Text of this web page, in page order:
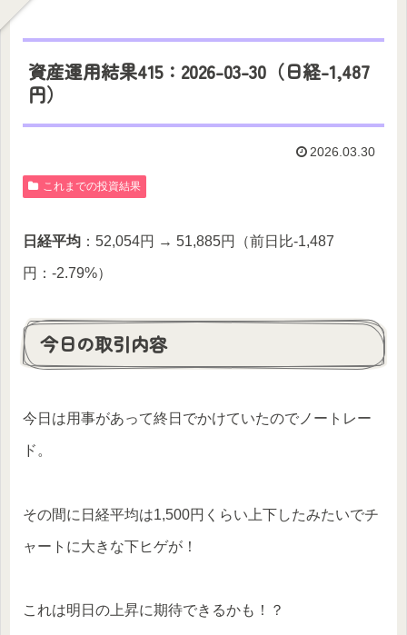
資産運用結果415：2026-03-30（日経-1,487
円）
2026.03.30
これまでの投資結果
日経平均 ：52,054円 → 51,885円（前日比-1,487
円：-2.79%）
今日の取引内容
今日は用事があって終日でかけていたのでノートレー
ド。
その間に日経平均は1,500円くらい上下したみたいでチ
ャートに大きな下ヒゲが！
これは明日の上昇に期待できるかも！？